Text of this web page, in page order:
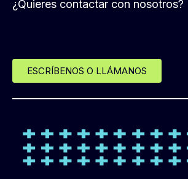
¿Quieres contactar con nosotros?
ESCRÍBENOS O LLÁMANOS